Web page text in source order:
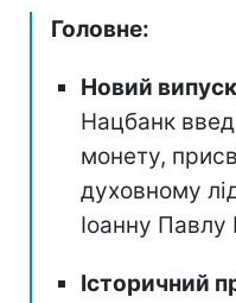
Головне:
Новий
Нацбанк
монету,
духовному
Іоанну Павлу
Історичний